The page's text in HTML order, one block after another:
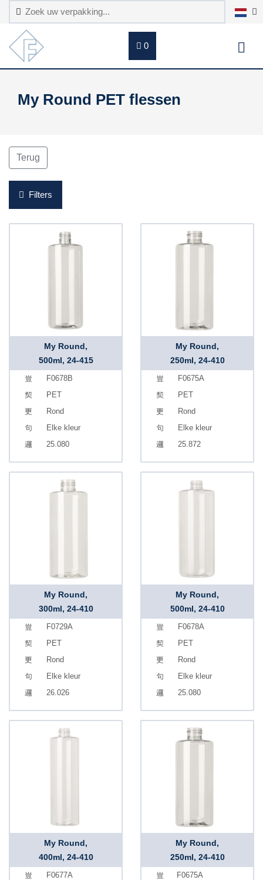
0
My Round PET flessen
Terug
Filters
My Round,
500ml, 24-415
F0678B
PET
Rond
Elke kleur
25.080
My Round,
250ml, 24-410
F0675A
PET
Rond
Elke kleur
25.872
My Round,
300ml, 24-410
F0729A
PET
Rond
Elke kleur
26.026
My Round,
500ml, 24-410
F0678A
PET
Rond
Elke kleur
25.080
My Round,
400ml, 24-410
F0677A
My Round,
250ml, 24-410
F0675A